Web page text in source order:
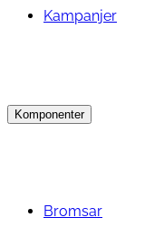
Kampanjer
Komponenter
Bromsar